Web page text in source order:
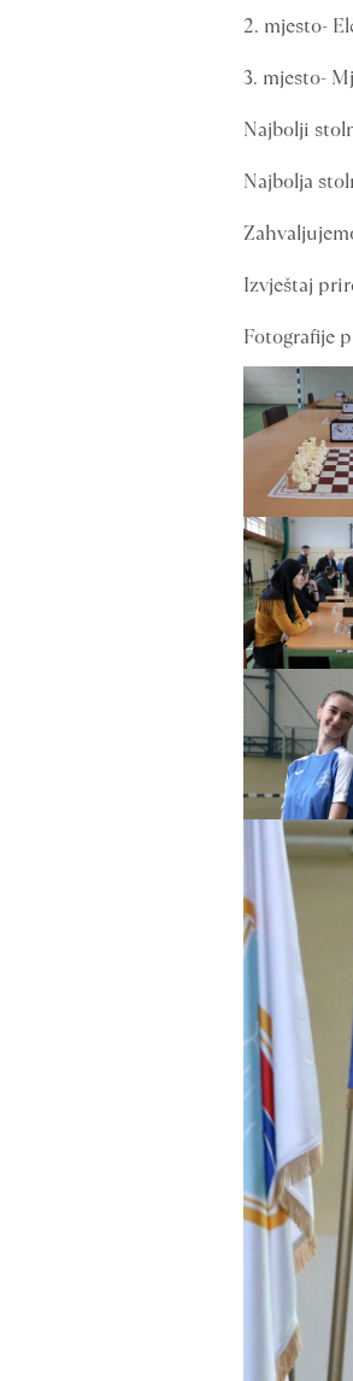
2. mjesto-
3. mjesto-
Najbolji
Najbolja
Izvještaj
Fotografije